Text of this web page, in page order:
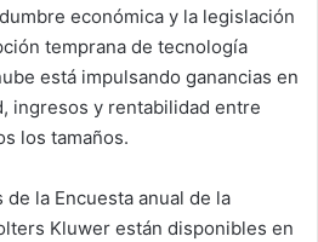
económica y la legislación
temprana de tecnología
está impulsando ganancias en
ingresos y rentabilidad entre
los tamaños.
la Encuesta anual de la
Kluwer están disponibles en